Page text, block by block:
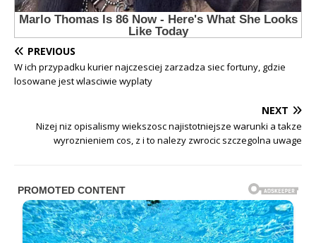
PREVIOUS
W ich przypadku kurier najczesciej zarzadza siec fortuny, gdzie
losowane jest wlasciwie wyplaty
NEXT
Nizej niz opisalismy wiekszosc najistotniejsze warunki a takze
wyroznieniem cos, z i to nalezy zwrocic szczegolna uwage